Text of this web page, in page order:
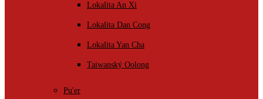
Lokalita An Xi
Lokalita Dan Cong
Lokalita Yan Cha
Taiwanský Oolong
Pu'er